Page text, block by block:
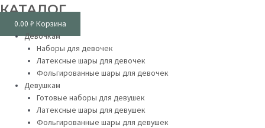
КАТАЛОГ
0.00 ₽ Корзина
Девочкам
Наборы для девочек
Латексные шары для девочек
Фольгированные шары для девочек
Девушкам
Готовые наборы для девушек
Латексные шары для девушек
Фольгированные шары для девушек